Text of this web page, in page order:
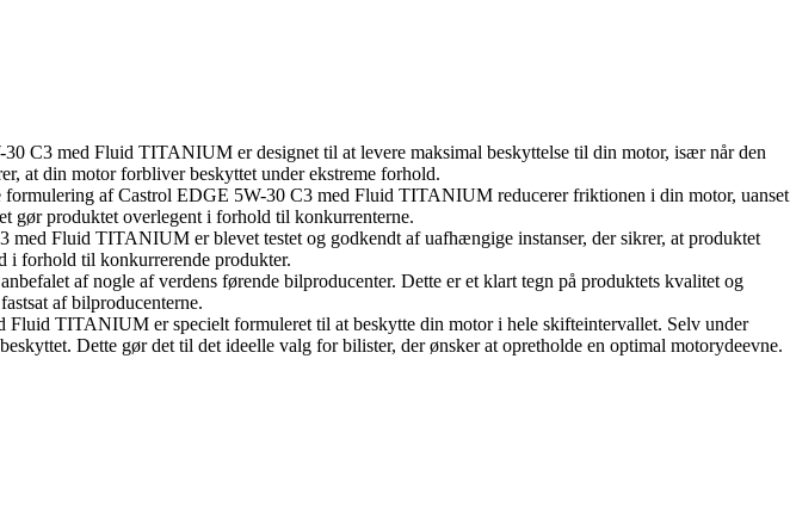
C3 med Fluid TITANIUM er designet til at levere maksimal beskyttelse til din motor, især når den
at din motor forbliver beskyttet under ekstreme forhold.
formulering af Castrol EDGE 5W-30 C3 med Fluid TITANIUM reducerer friktionen i din motor, uanset
gør produktet overlegent i forhold til konkurrenterne.
med Fluid TITANIUM er blevet testet og godkendt af uafhængige instanser, der sikrer, at produktet
i forhold til konkurrerende produkter.
af nogle af verdens førende bilproducenter. Dette er et klart tegn på produktets kvalitet og
af bilproducenterne.
Fluid TITANIUM er specielt formuleret til at beskytte din motor i hele skifteintervallet. Selv under
Dette gør det til det ideelle valg for bilister, der ønsker at opretholde en optimal motorydeevne.